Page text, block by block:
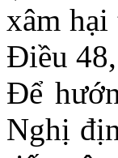
xâm
Điều
Để
Nghị